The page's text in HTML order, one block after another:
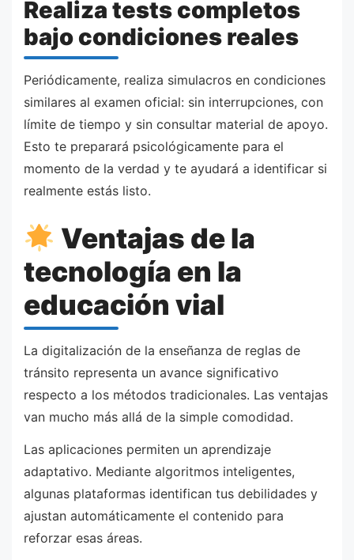
Realiza tests completos
bajo condiciones reales
Periódicamente, realiza simulacros en condiciones
similares al examen oficial: sin interrupciones, con
límite de tiempo y sin consultar material de apoyo.
Esto te preparará psicológicamente para el
momento de la verdad y te ayudará a identificar si
realmente estás listo.
Ventajas de la
tecnología en la
educación vial
La digitalización de la enseñanza de reglas de
tránsito representa un avance significativo
respecto a los métodos tradicionales. Las ventajas
van mucho más allá de la simple comodidad.
Las aplicaciones permiten un aprendizaje
adaptativo. Mediante algoritmos inteligentes,
algunas plataformas identifican tus debilidades y
ajustan automáticamente el contenido para
reforzar esas áreas.